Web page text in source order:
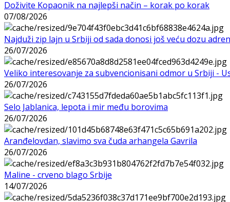
Doživite Kopaonik na najlepši način – korak po korak
07/08/2026
Najduži zip lajn u Srbiji od sada donosi još veću dozu
26/07/2026
Veliko interesovanje za subvencionisani odmor u Srbiji -
26/07/2026
Selo Jablanica, lepota i mir među borovima
26/07/2026
Aranđelovdan, slavimo sva čuda arhangela Gavrila
26/07/2026
Maline - crveno blago Srbije
14/07/2026